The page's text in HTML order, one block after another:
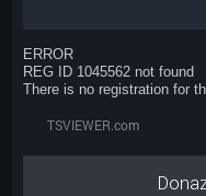
ERROR
REG ID 1045562 not found
There is no registration for